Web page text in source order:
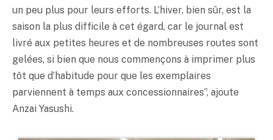
un peu plus pour leurs efforts. L’hiver, bien sûr, est la
saison la plus difficile à cet égard, car le journal est
livré aux petites heures et de nombreuses routes sont
gelées, si bien que nous commençons à imprimer plus
tôt que d’habitude pour que les exemplaires
parviennent à temps aux concessionnaires”, ajoute
Anzai Yasushi.